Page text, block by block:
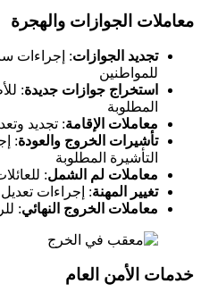
معاملات الجوازات والهجرة
تجديد الجوازات: إجراءات
للمواطنين
استخراج جوازات جديدة:
المطلوبة
معاملات الإقامة: تجديد
تأشيرات الخروج والعودة:
التأشيرة المطلوبة
معاملات لم الشمل:
تغيير المهنة: إجراءات
معاملات الخروج النهائي:
خدمات الأمن العام